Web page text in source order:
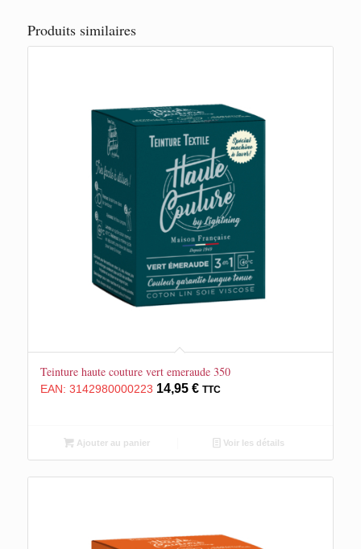
Produits similaires
Teinture haute couture vert emeraude 350
EAN: 3142980000223 14,95 € TTC
Ajouter au panier Voir les détails